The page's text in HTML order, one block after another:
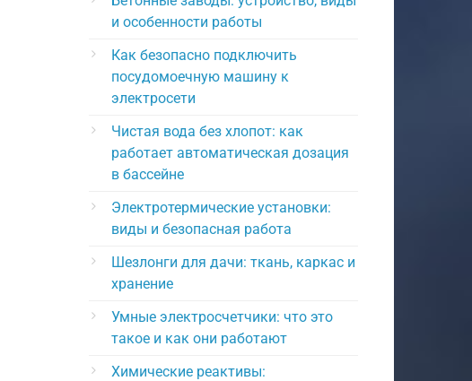
и особенности работы
Как безопасно подключить
посудомоечную машину к
электросети
Чистая вода без хлопот: как
работает автоматическая дозация
в бассейне
Электротермические установки:
виды и безопасная работа
Шезлонги для дачи: ткань, каркас и
хранение
Умные электросчетчики: что это
такое и как они работают
Химические реактивы: